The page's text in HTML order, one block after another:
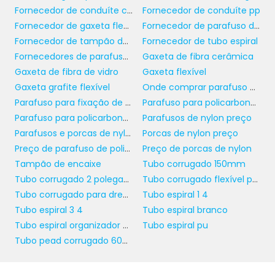
Para empresas que buscam
nylon, a forma de compra é fundamental
para garantir não apenas preços
competitivos, mas também a qualidade do
produto. Adquirir porcas de nylon em grandes
quantidades pode resultar em economia
significativa. Por isso, é recomendável entrar
em contato com fornecedores que ofereçam
pacotes de atacado.
Ao receber um orçamento, considere todos
os fatores envolvidos, como prazos de
entrega, condições de pagamento e
garantias. É fundamental que o fornecedor
escolhido seja confiável, para que você tenha
a certeza de que está adquirindo produtos de
qualidade que atenderão às suas
Fornecedor de conduíte corrugado
Fornecedor de conduíte pp
Fornecedor de gaxeta flexível
Fornecedor de parafuso de policarbonato
Fornecedor de tampão de encaixe
Fornecedor de tubo espiral
Fornecedores de parafusos e porcas de nylon
Gaxeta de fibra cerâmica
Gaxeta de fibra de vidro
Gaxeta flexível
Gaxeta grafite flexível
Onde comprar parafuso de policarbonato
Parafuso para fixação de policarbonato
Parafuso para policarbonato
Parafuso para policarbonato em madeira
Parafusos de nylon preço
Parafusos e porcas de nylon
Porcas de nylon preço
Preço de parafuso de policarbonato
Preço de porcas de nylon
Tampão de encaixe
Tubo corrugado 150mm
Tubo corrugado 2 polegadas
Tubo corrugado flexível para drenagem
Tubo corrugado para drenagem
Tubo espiral 1 4
Tubo espiral 3 4
Tubo espiral branco
Tubo espiral organizador de fios
Tubo espiral pu
Tubo pead corrugado 600 mm